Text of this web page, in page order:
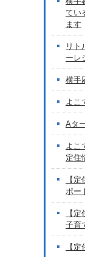
てい
ます
リト
ーレ
横手
よこ
Aタ
よこ
定住
【
ポー
【
子育
【